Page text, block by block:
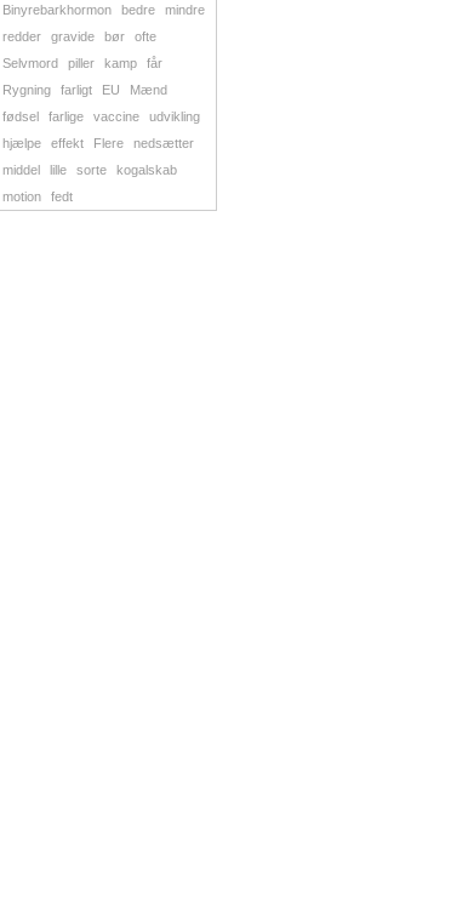
Binyrebarkhormon
bedre
mindre
redder
gravide bør
ofte
Selvmord
piller kamp
får
Rygning
farligt EU
Mænd
fødsel
farlige vaccine
udvikling
hjælpe
effekt Flere
nedsætter
middel
lille sorte
kogalskab
motion
fedt